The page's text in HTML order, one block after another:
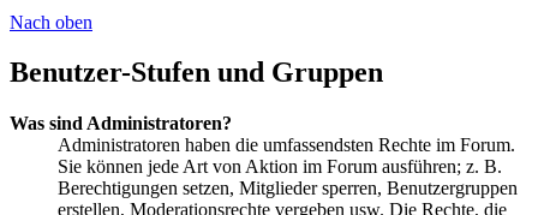
Nach oben
Benutzer-Stufen und Gruppen
Was sind Administratoren?
Administratoren haben die umfassendsten Rechte im Forum.
Sie können jede Art von Aktion im Forum ausführen; z. B.
Berechtigungen setzen, Mitglieder sperren, Benutzergruppen
erstellen, Moderationsrechte vergeben usw. Die Rechte, die